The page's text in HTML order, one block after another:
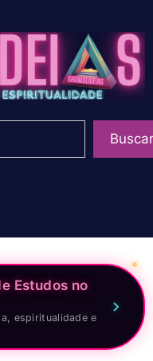
Buscar
Estudos no
espiritualidade e